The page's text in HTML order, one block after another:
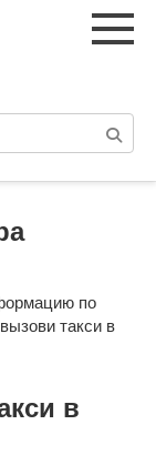
по
такси в
в